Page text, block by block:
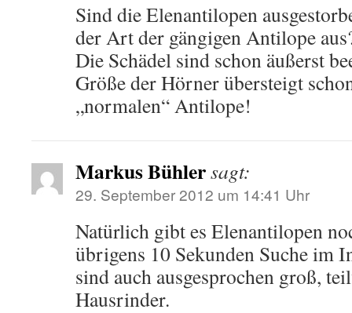
Sind die Elenantilopen
der Art der gängigen Antilope
Die Schädel sind schon äußerst
Größe der Hörner übersteigt
„normalen“ Antilope!
Markus Bühlersagt:
29. September 2012 um 14:41 Uhr
Natürlich gibt es Elenantilopen
übrigens 10 Sekunden Suche im
sind auch ausgesprochen groß,
Hausrinder.